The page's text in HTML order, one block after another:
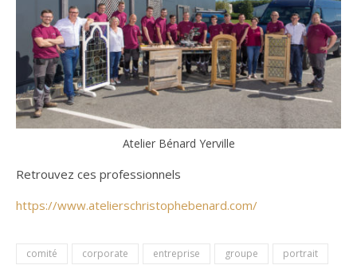
Atelier Bénard Yerville
Retrouvez ces professionnels
https://www.atelierschristophebenard.com/
comité corporate entreprise groupe portrait